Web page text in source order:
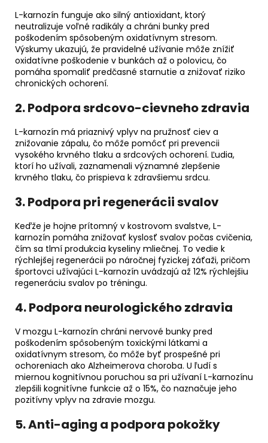
L-karnozín funguje ako silný antioxidant, ktorý
neutralizuje voľné radikály a chráni bunky pred
poškodením spôsobeným oxidatívnym stresom.
Výskumy ukazujú, že pravidelné užívanie môže znížiť
oxidatívne poškodenie v bunkách až o polovicu, čo
pomáha spomaliť predčasné starnutie a znižovať riziko
chronických ochorení.
2. Podpora srdcovo-cievneho zdravia
L-karnozín má priaznivý vplyv na pružnosť ciev a
znižovanie zápalu, čo môže pomôcť pri prevencii
vysokého krvného tlaku a srdcových ochorení. Ľudia,
ktorí ho užívali, zaznamenali významné zlepšenie
krvného tlaku, čo prispieva k zdravšiemu srdcu.
3. Podpora pri regenerácii svalov
Keďže je hojne prítomný v kostrovom svalstve, L-
karnozín pomáha znižovať kyslosť svalov počas cvičenia,
čím sa tlmí produkcia kyseliny mliečnej. To vedie k
rýchlejšej regenerácii po náročnej fyzickej záťaži, pričom
športovci užívajúci L-karnozín uvádzajú až 12% rýchlejšiu
regeneráciu svalov po tréningu.
4. Podpora neurologického zdravia
V mozgu L-karnozín chráni nervové bunky pred
poškodením spôsobeným toxickými látkami a
oxidatívnym stresom, čo môže byť prospešné pri
ochoreniach ako Alzheimerova choroba. U ľudí s
miernou kognitívnou poruchou sa pri užívaní L-karnozínu
zlepšili kognitívne funkcie až o 15%, čo naznačuje jeho
pozitívny vplyv na zdravie mozgu.
5. Anti-aging a podpora pokožky